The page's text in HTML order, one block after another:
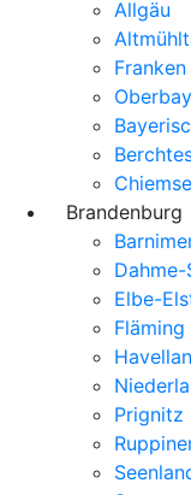
Allgäu
Franken
Brandenburg
Elbe-
Fläming
Prignitz